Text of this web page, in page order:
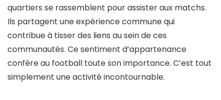
quartiers se rassemblent pour assister aux matchs.
Ils partagent une expérience commune qui
contribue à tisser des liens au sein de ces
communautés. Ce sentiment d’appartenance
confère au football toute son importance. C’est tout
simplement une activité incontournable.